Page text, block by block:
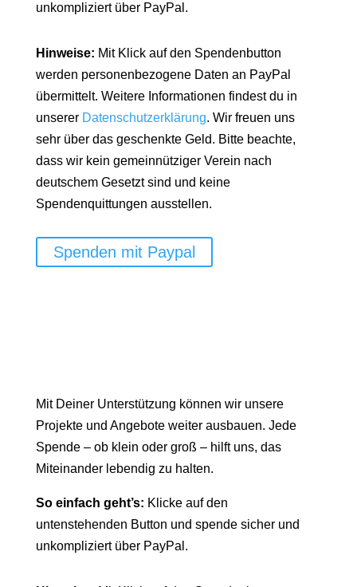
unkompliziert über PayPal.
Hinweise: Mit Klick auf den Spendenbutton
werden personenbezogene Daten an PayPal
übermittelt. Weitere Informationen findest du in
unserer Datenschutzerklärung. Wir freuen uns
sehr über das geschenkte Geld. Bitte beachte,
dass wir kein gemeinnütziger Verein nach
deutschem Gesetzt sind und keine
Spendenquittungen ausstellen.
Spenden mit Paypal
Mit Deiner Unterstützung können wir unsere
Projekte und Angebote weiter ausbauen. Jede
Spende – ob klein oder groß – hilft uns, das
Miteinander lebendig zu halten.
So einfach geht’s: Klicke auf den
untenstehenden Button und spende sicher und
unkompliziert über PayPal.